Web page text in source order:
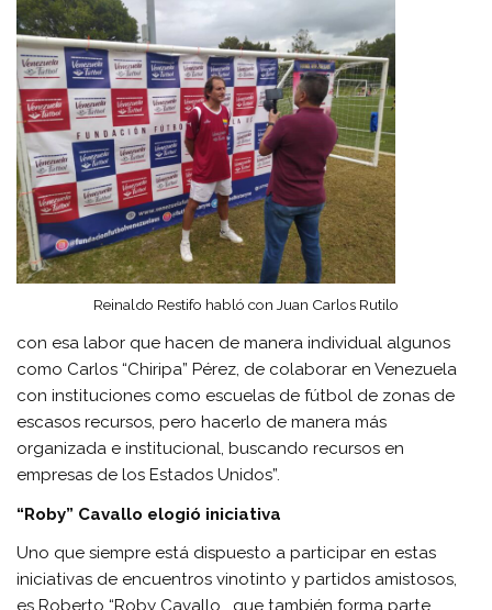
Reinaldo Restifo habló con Juan Carlos Rutilo
con esa labor que hacen de manera individual algunos
como Carlos “Chiripa” Pérez, de colaborar en Venezuela
con instituciones como escuelas de fútbol de zonas de
escasos recursos, pero hacerlo de manera más
organizada e institucional, buscando recursos en
empresas de los Estados Unidos”.
“Roby” Cavallo elogió iniciativa
Uno que siempre está dispuesto a participar en estas
iniciativas de encuentros vinotinto y partidos amistosos,
es Roberto “Roby Cavallo, que también forma parte